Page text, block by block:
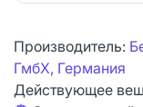
Производитель:
ГмбХ, Германия
Действующее